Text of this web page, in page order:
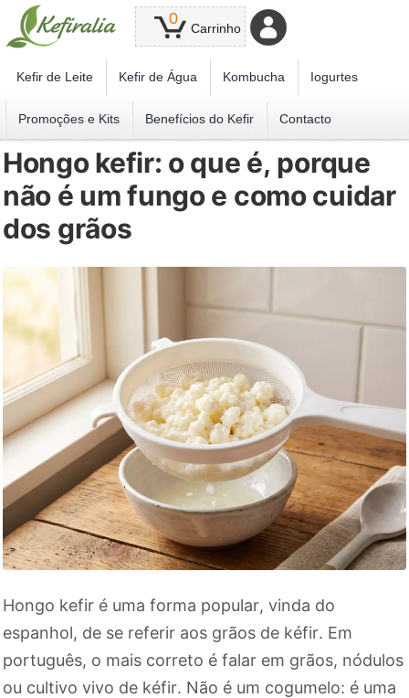
0
Carrinho
Kefir de Leite Kefir de Água Kombucha Iogurtes
Promoções e Kits Benefícios do Kefir Contacto
Hongo kefir: o que é, porque
não é um fungo e como cuidar
dos grãos
Hongo kefir é uma forma popular, vinda do
espanhol, de se referir aos grãos de kéfir. Em
português, o mais correto é falar em grãos, nódulos
ou cultivo vivo de kéfir. Não é um cogumelo: é uma